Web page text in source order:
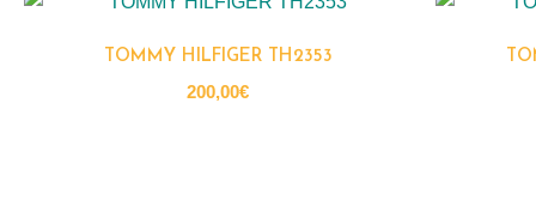
TOMMY HILFIGER TH2353
200,00€